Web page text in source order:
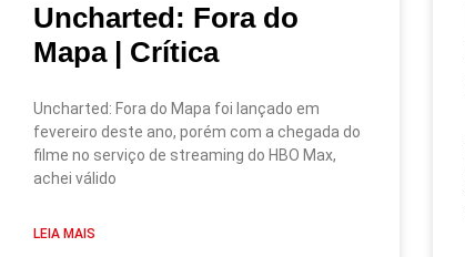
Uncharted: Fora do
Mapa | Crítica
Uncharted: Fora do Mapa foi lançado em
fevereiro deste ano, porém com a chegada do
filme no serviço de streaming do HBO Max,
achei válido
LEIA MAIS